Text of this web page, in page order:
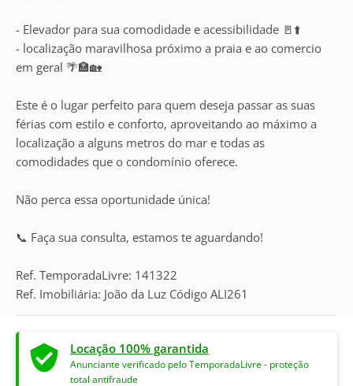
- Elevador para sua comodidade e acessibilidade 🚪⬆️
- localização maravilhosa próximo a praia e ao comercio
em geral 🌴🏣🏡
Este é o lugar perfeito para quem deseja passar as suas
férias com estilo e conforto, aproveitando ao máximo a
localização a alguns metros do mar e todas as
comodidades que o condomínio oferece.
Não perca essa oportunidade única!
📞 Faça sua consulta, estamos te aguardando!
Ref. TemporadaLivre: 141322
Ref. Imobiliária: João da Luz Código ALI261
Locação 100% garantida
Anunciante verificado pelo TemporadaLivre - proteção
total antifraude